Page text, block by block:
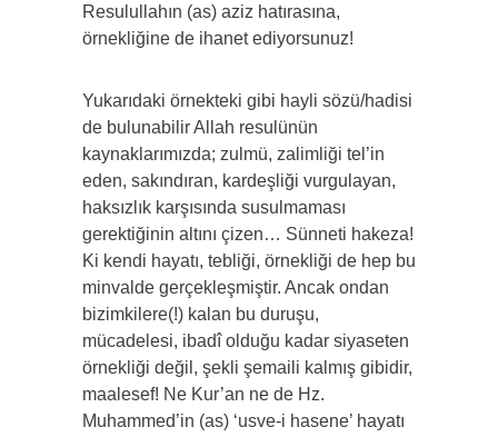
Resulullahın (as) aziz hatırasına,
örnekliğine de ihanet ediyorsunuz!
Yukarıdaki örnekteki gibi hayli sözü/hadisi
de bulunabilir Allah resulünün
kaynaklarımızda; zulmü, zalimliği tel’in
eden, sakındıran, kardeşliği vurgulayan,
haksızlık karşısında susulmaması
gerektiğinin altını çizen… Sünneti hakeza!
Ki kendi hayatı, tebliği, örnekliği de hep bu
minvalde gerçekleşmiştir. Ancak ondan
bizimkilere(!) kalan bu duruşu,
mücadelesi, ibadî olduğu kadar siyaseten
örnekliği değil, şekli şemaili kalmış gibidir,
maalesef! Ne Kur’an ne de Hz.
Muhammed’in (as) ‘usve-i hasene’ hayatı